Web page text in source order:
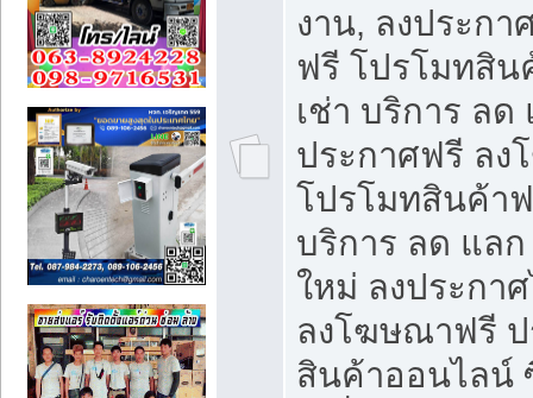
งาน, ลงประก
ฟรี โปรโมทสิ
เช่า บริการ ลด
ประกาศฟรี ล
โปรโมทสินค้า
บริการ ลด แล
ใหม่ ลงประกา
ลงโฆษณาฟรี
สินค้าออนไลน์